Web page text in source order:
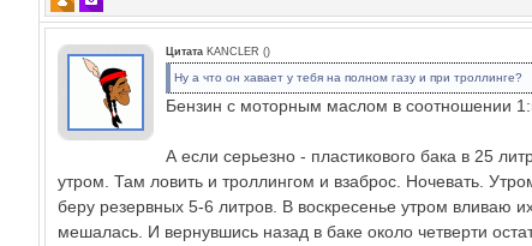
Цитата KANCLER ()
Ну а что он хавает у тебя на полном газу и при троллинге?
Бензин с моторным маслом в соотношении
А если серьезно - пластикового бака в 25
утром. Там ловить и троллингом и взаброс. Ночевать.
беру резервных 5-6 литров. В воскресенье утром вливаю
мешалась. И вернувшись назад в баке около четверти